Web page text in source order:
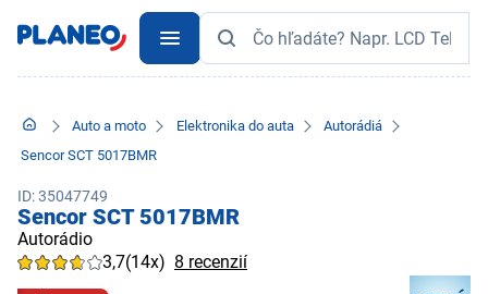
Auto a moto Elektronika do auta
Autorádiá
Sencor SCT 5017BMR
ID: 35047749
Sencor SCT 5017BMR
Autorádio
3,7(14x) 8 recenzií